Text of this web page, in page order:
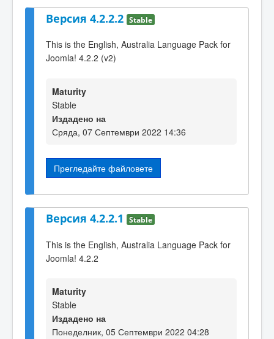
Версия 4.2.2.2 Stable
This is the English, Australia Language Pack for
Joomla! 4.2.2 (v2)
Maturity
Stable
Издадено на
Сряда, 07 Септември 2022 14:36
Прегледайте файловете
Версия 4.2.2.1 Stable
This is the English, Australia Language Pack for
Joomla! 4.2.2
Maturity
Stable
Издадено на
Понеделник, 05 Септември 2022 04:28